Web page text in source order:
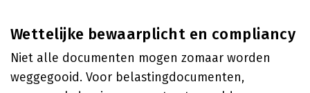
Wettelijke bewaarplicht en compliancy
Niet alle documenten mogen zomaar worden
weggegooid. Voor belastingdocumenten,